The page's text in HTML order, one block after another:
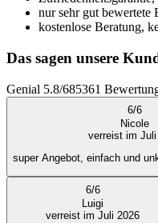
nur sehr gut bewertete
kostenlose Beratung,
Das sagen unsere
Genial 5.8/685361
6/6
Nicole
verreist im Juli
super Angebot, einfach und
6/6
Luigi
verreist im Juli 2026